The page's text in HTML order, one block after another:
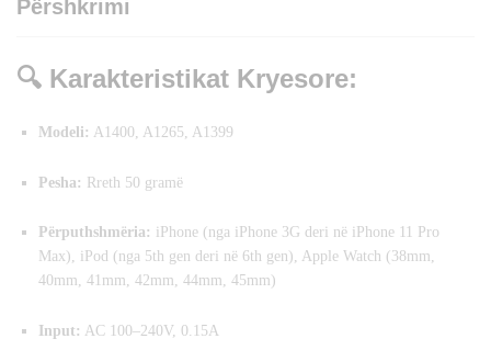
Përshkrimi
🔍 Karakteristikat Kryesore:
Modeli: A1400, A1265, A1399
Pesha: Rreth 50 gramë
Përputhshmëria: iPhone (nga iPhone 3G deri në iPhone 11 Pro
Max), iPod (nga 5th gen deri në 6th gen), Apple Watch (38mm,
40mm, 41mm, 42mm, 44mm, 45mm)
Input: AC 100–240V, 0.15A